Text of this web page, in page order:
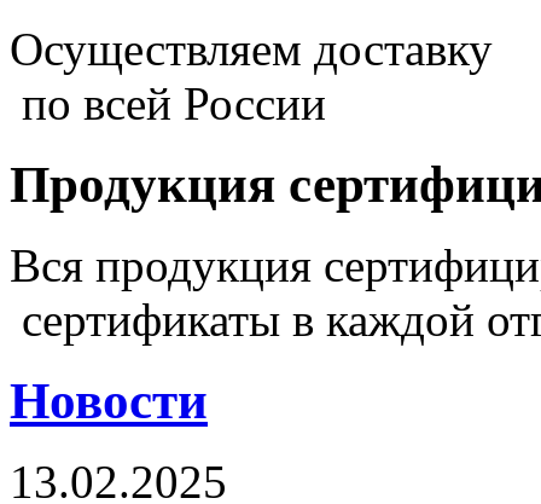
Осуществляем доставку
по всей России
Продукция
Вся продукция
сертификаты в каждой
Новости
13.02.2025